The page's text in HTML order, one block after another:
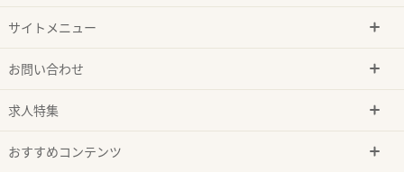
サイトメニュー
お問い合わせ
求人特集
おすすめコンテンツ